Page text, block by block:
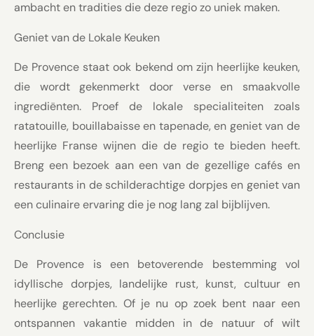
ambacht en tradities die deze regio zo uniek maken.
Geniet van de Lokale Keuken
De Provence staat ook bekend om zijn heerlijke keuken,
die wordt gekenmerkt door verse en smaakvolle
ingrediënten. Proef de lokale specialiteiten zoals
ratatouille, bouillabaisse en tapenade, en geniet van de
heerlijke Franse wijnen die de regio te bieden heeft.
Breng een bezoek aan een van de gezellige cafés en
restaurants in de schilderachtige dorpjes en geniet van
een culinaire ervaring die je nog lang zal bijblijven.
Conclusie
De Provence is een betoverende bestemming vol
idyllische dorpjes, landelijke rust, kunst, cultuur en
heerlijke gerechten. Of je nu op zoek bent naar een
ontspannen vakantie midden in de natuur of wilt